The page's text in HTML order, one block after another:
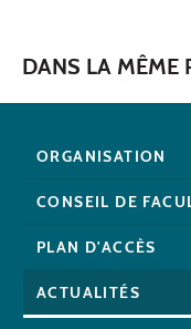
DANS LA MÊME
ORGANISATION
CONSEIL DE
PLAN D'ACCÈS
ACTUALITÉS